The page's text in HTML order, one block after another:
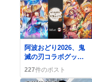
阿波おどり2026、鬼
滅の刃コラボグッズ
が登場でファン歓喜
227件のポスト